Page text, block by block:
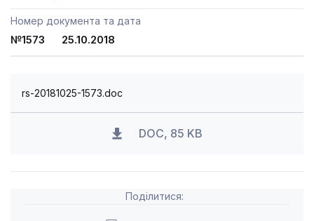
Номер документа та дата
№1573 25.10.2018
rs-20181025-1573.doc
DOC, 85 KB
Поділитися: